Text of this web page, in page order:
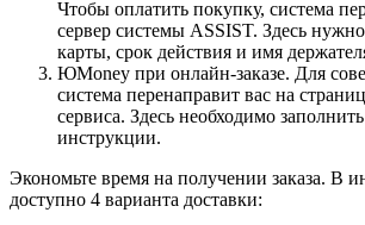
Чтобы оплатить покупку, система
сервер системы ASSIST. Здесь
карты, срок действия и имя
ЮMoney при онлайн-заказе. Для
система перенаправит вас на
сервиса. Здесь необходимо
инструкции.
Экономьте время на получении заказа. В
доступно 4 варианта доставки: